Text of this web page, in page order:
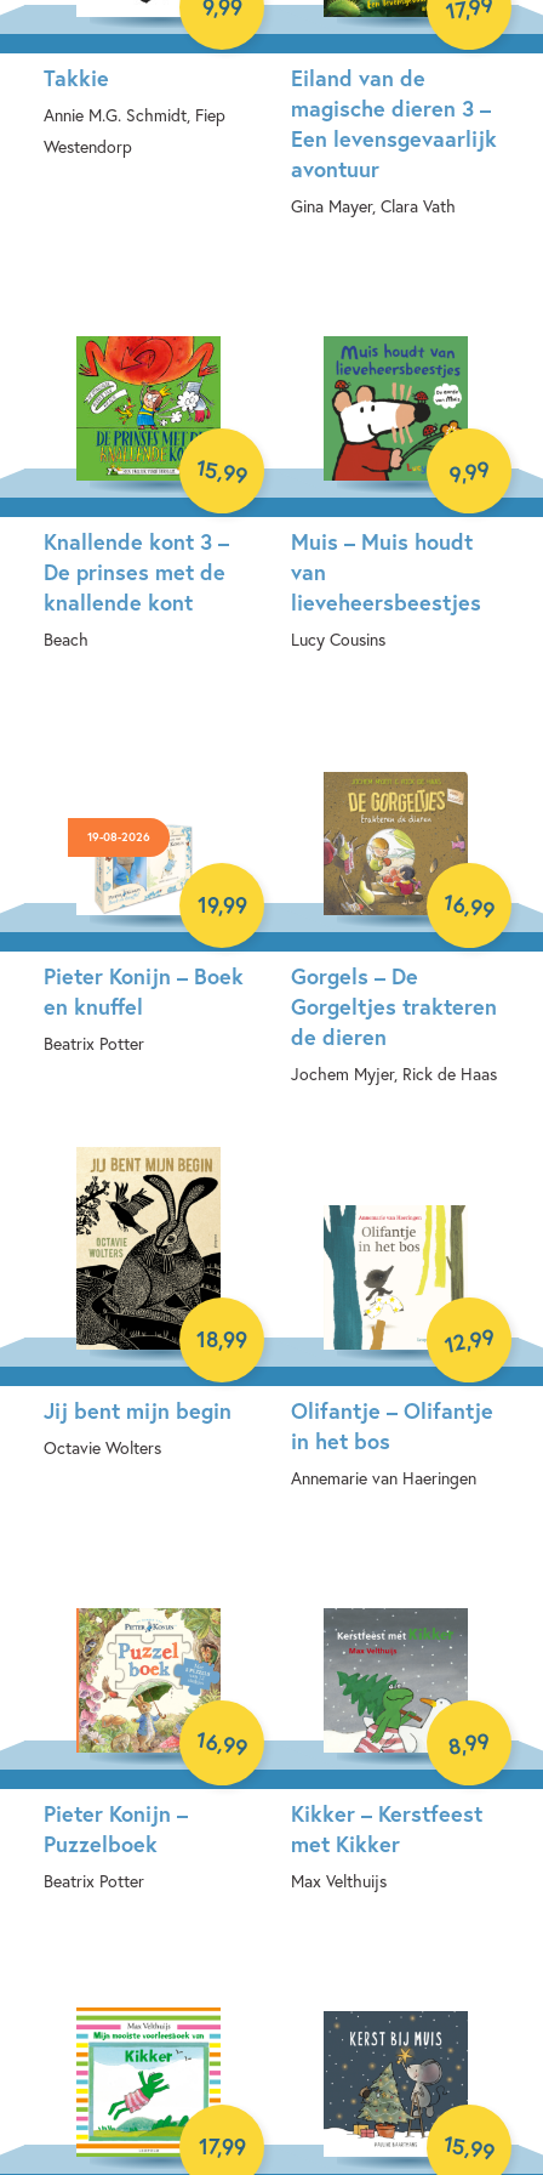
Takkie
Annie M.G. Schmidt, Fiep
Westendorp
9,99
Eiland van de
magische dieren 3 –
Een levensgevaarlijk
avontuur
Gina Mayer, Clara Vath
17,
Knallende kont 3 –
De prinses met de
knallende kont
Beach
15,99
Muis – Muis houdt
van
lieveheersbeestjes
Lucy Cousins
9,99
19-08-2026
Pieter Konijn – Boek
en knuffel
Beatrix Potter
19,99
Gorgels – De
Gorgeltjes trakteren
de dieren
Jochem Myjer, Rick de Haas
16,99
Jij bent mijn begin
Octavie Wolters
18,99
Olifantje – Olifantje
in het bos
Annemarie van Haeringen
12,99
Pieter Konijn –
Puzzelboek
Beatrix Potter
16,99
Kikker – Kerstfeest
met Kikker
Max Velthuijs
8,99
17,99 15,99